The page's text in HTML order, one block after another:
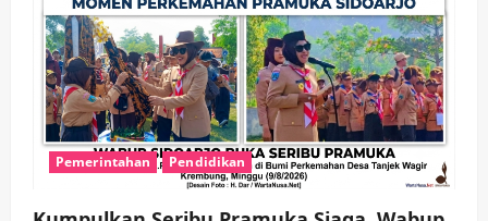
Pemerintahan Pendidikan